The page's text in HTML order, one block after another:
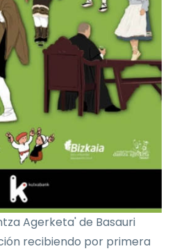
Agerketa' de Basauri
recibiendo por primera